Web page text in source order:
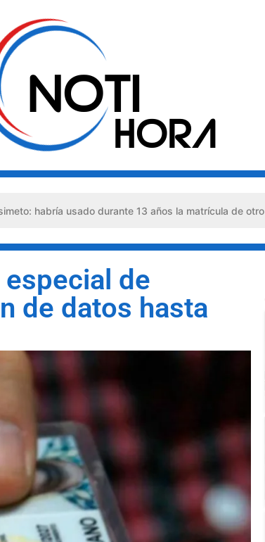
usado durante 13 años la matrícula de otro profesional
de
de datos hasta